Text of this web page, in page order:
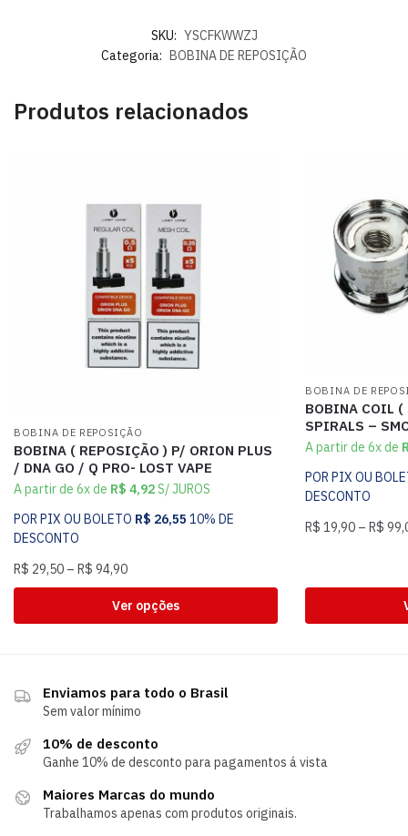
SKU: YSCFKWWZJ
Categoria: BOBINA DE REPOSIÇÃO
Produtos relacionados
BOBINA DE REPOSIÇÃO
BOBINA ( REPOSIÇÃO ) P/ ORION PLUS
/ DNA GO / Q PRO- LOST VAPE
A partir de 6x de R$ 4,92S/ JUROS
POR PIX OU BOLETO R$ 26,55 10% DE
DESCONTO
R$ 29,50 – R$ 94,90
Ver opções
BOBINA DE
BOBINA COIL (
SPIRALS –
A partir de 6x de
POR PIX OU
DESCONTO
R$ 19,90 – R$
Enviamos para todo o Brasil
Sem valor mínimo
10% de desconto
Ganhe 10% de desconto para pagamentos á vista
Maiores Marcas do mundo
Trabalhamos apenas com produtos originais.